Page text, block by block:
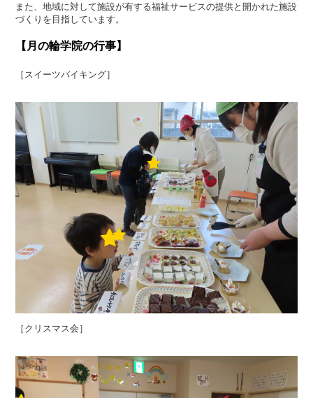
また、地域に対して施設が有する福祉サービスの提供と開かれた施設
づくりを目指しています。
【月の輪学院の行事】
［スイーツバイキング］
［クリスマス会］